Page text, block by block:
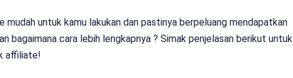
untuk kamu lakukan dan pastinya berpeluang mendapatkan
bagaimana cara lebih lengkapnya ? Simak penjelasan berikut untuk
affiliate!